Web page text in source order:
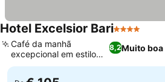
Hotel Excelsior Bari4 Estrelas
8,2Muito boa
Café da manhã
excepcional em estilo
buffet